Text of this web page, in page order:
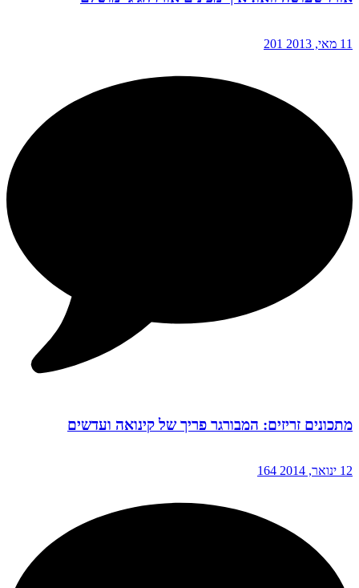
11 מאי, 2013 201
מתכונים זריזים: המבורגר פריך של קינואה ועדשים
12 ינואר, 2014 164